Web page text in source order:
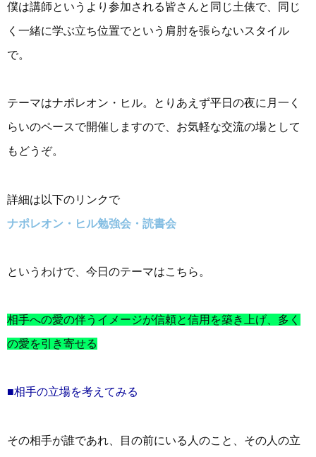
僕は講師というより参加される皆さんと同じ土俵で、同じ
く一緒に学ぶ立ち位置でという肩肘を張らないスタイル
で。
テーマはナポレオン・ヒル。とりあえず平日の夜に月一く
らいのペースで開催しますので、お気軽な交流の場として
もどうぞ。
詳細は以下のリンクで
ナポレオン・ヒル勉強会・読書会
というわけで、今日のテーマはこちら。
相手への愛の伴うイメージが信頼と信用を築き上げ、多く
の愛を引き寄せる
■相手の立場を考えてみる
その相手が誰であれ、目の前にいる人のこと、その人の立